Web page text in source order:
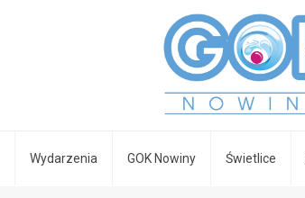
Wydarzenia GOK Nowiny Świetlice